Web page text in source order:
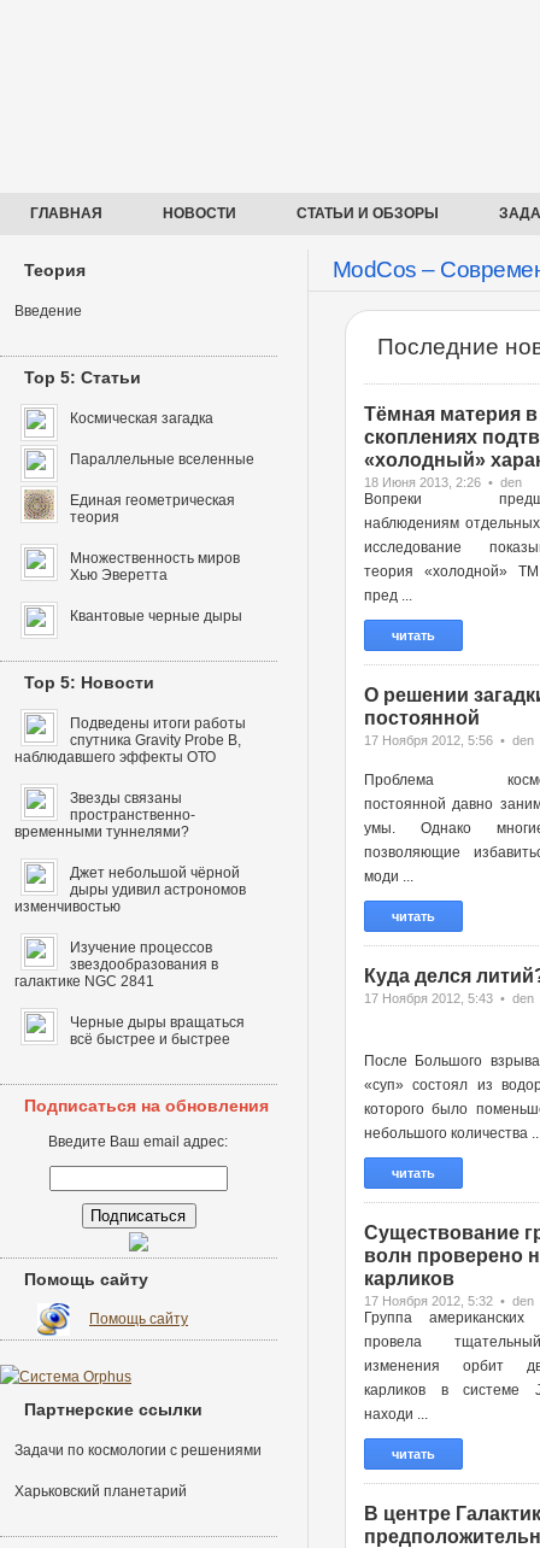
ГЛАВНАЯ НОВОСТИ СТАТЬИ И ОБЗОРЫ
ModCos –
Последние
Тёмная материя в
скоплениях
«холодный»
18 Июня 2013, 2:26 • den
Вопреки
наблюдениям
исследование
теория «холодной»
пред ...
читать
О решении
постоянной
17 Ноября 2012, 5:56 • den
Проблема
постоянной давно
умы. Однако
позволяющие
моди ...
читать
Куда делся
17 Ноября 2012, 5:43 • den
После Большого
«суп» состоял из
которого было
небольшого количества
читать
Существование
волн проверено
карликов
17 Ноября 2012, 5:32 • den
Группа американских
провела
изменения орбит
карликов в системе
находи ...
читать
В центре
Теория
Введение
Top 5: Статьи
Космическая загадка
Параллельные вселенные
Единая геометрическая
теория
Множественность миров
Хью Эверетта
Квантовые черные дыры
Top 5: Новости
Подведены итоги работы
спутника Gravity Probe B,
наблюдавшего эффекты ОТО
Звезды связаны
пространственно-
временными туннелями?
Джет небольшой чёрной
дыры удивил астрономов
изменчивостью
Изучение процессов
звездообразования в
галактике NGC 2841
Черные дыры вращаться
всё быстрее и быстрее
Подписаться на обновления
Введите Ваш email адрес:
Помощь сайту
Помощь сайту
Партнерские ссылки
Задачи по космологии с решениями
Харьковский планетарий